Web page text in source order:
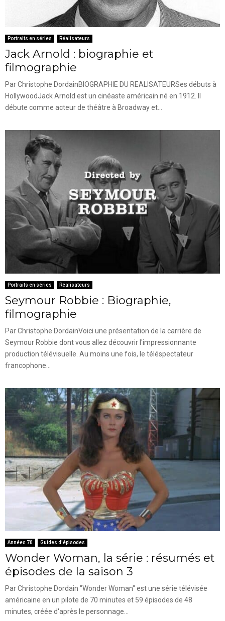
Portraits en séries Réalisateurs
Jack Arnold : biographie et
filmographie
Par Christophe DordainBIOGRAPHIE DU REALISATEURSes débuts à
HollywoodJack Arnold est un cinéaste américain né en 1912. Il
débute comme acteur de théâtre à Broadway et...
Portraits en séries Réalisateurs
Seymour Robbie : Biographie,
filmographie
Par Christophe DordainVoici une présentation de la carrière de
Seymour Robbie dont vous allez découvrir l'impressionnante
production télévisuelle. Au moins une fois, le téléspectateur
francophone...
Années 70 Guides d'épisodes
Wonder Woman, la série : résumés et
épisodes de la saison 3
Par Christophe Dordain "Wonder Woman" est une série télévisée
américaine en un pilote de 70 minutes et 59 épisodes de 48
minutes, créée d'après le personnage...